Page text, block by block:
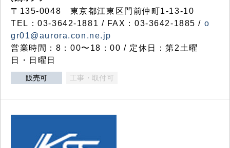
〒135-0048 東京都江東区門前仲町1-13-10
TEL：03-3642-1881 / FAX：03-3642-1885 / o
gr01@aurora.con.ne.jp
営業時間：8：00〜18：00 / 定休日：第2土曜
日・日曜日
販売可 工事・取付可